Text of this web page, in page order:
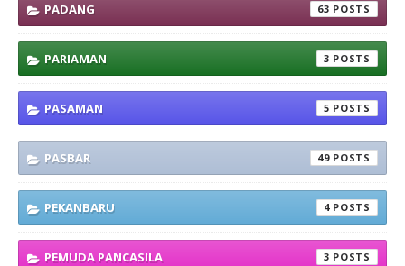
PADANG 63
PARIAMAN 3
PASAMAN 5
PASBAR 49
PEKANBARU 4
PEMUDA PANCASILA 3